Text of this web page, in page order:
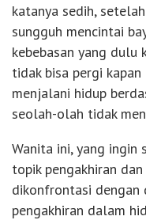
katanya sedih,
sungguh mencintai
kebebasan yang dulu
tidak bisa pergi
menjalani hidup
seolah-olah tidak
Wanita ini, yang ingin
topik pengakhiran
dikonfrontasi dengan
pengakhiran dalam